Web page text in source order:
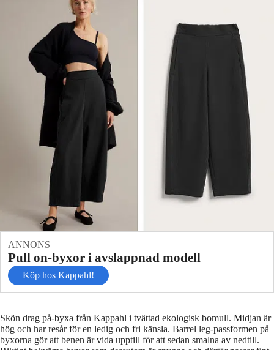
ANNONS
Pull on-byxor i avslappnad modell
Köp hos Kappahl!
Skön drag på-byxa från Kappahl i tvättad ekologisk bomull. Midjan är
hög och har resår för en ledig och fri känsla. Barrel leg-passformen på
byxorna gör att benen är vida upptill för att sedan smalna av nedtill.